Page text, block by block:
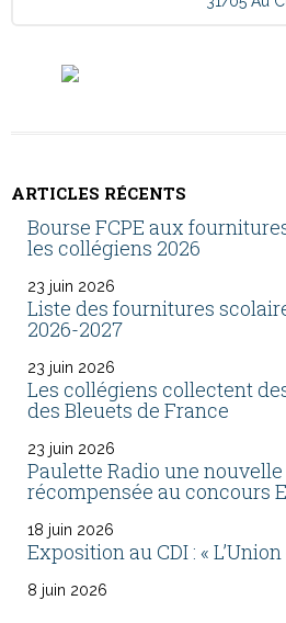
ARTICLES RÉCENTS
Bourse FCPE aux
les collégiens 2026
23 juin 2026
Liste des fournitures
2026-2027
23 juin 2026
Les collégiens collectent
des Bleuets de France
23 juin 2026
Paulette Radio une
récompensée au concours
18 juin 2026
Exposition au CDI : «
8 juin 2026